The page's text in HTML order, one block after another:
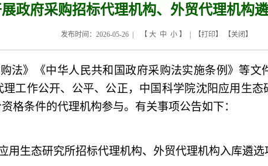
政府采购招标代理机构、外贸代理机构
发布时间：2026-05-26 | 【 大 中 小】 | 【打印】 【关闭 】
法》《中华人民共和国政府采购法实施条例》等
工作公开、公平、公正，中国科学院沈阳应用生
格条件的代理机构参与。有关事项公告如下：
用生态研究所招标代理机构、外贸代理机构入库遴选